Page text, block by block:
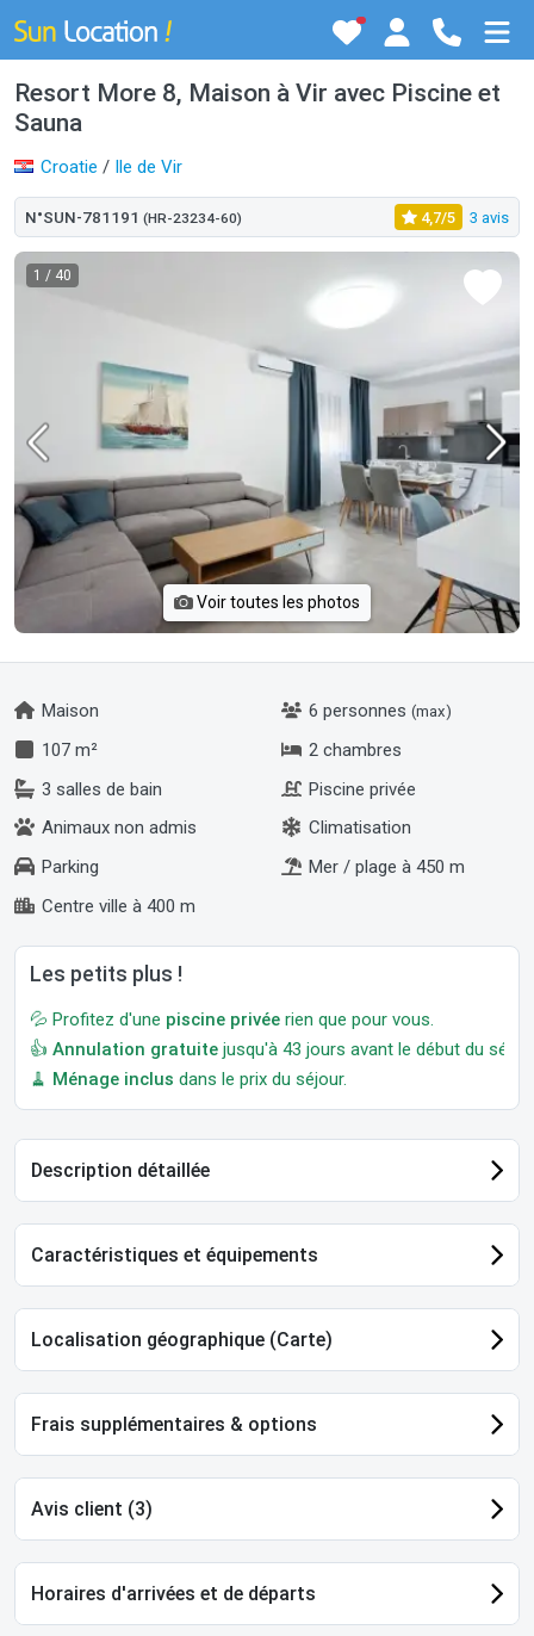
Resort More 8, Maison à Vir avec Piscine et
Sauna
Croatie / Ile de Vir
N°SUN-781191 (HR-23234-60) 4,7/5 3 avis
1 / 40
Voir toutes les photos
Maison 6 personnes (max)
107 m²
2 chambres
3 salles de bain
Piscine privée
Animaux non admis
Climatisation
Parking
Mer / plage à 450 m
Centre ville à 400 m
Les petits plus !
💦 Profitez d'une piscine privée rien que pour vous.
👍 Annulation gratuite jusqu'à 43 jours avant le début du
🧹 Ménage inclus dans le prix du séjour.
Description détaillée
Caractéristiques et équipements
Localisation géographique (Carte)
Frais supplémentaires & options
Avis client (3)
Horaires d'arrivées et de départs